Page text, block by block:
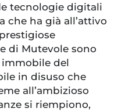
tecnologie digitali
che ha già all’attivo
di Mutevole sono
del
in disuso che
all’ambizioso
si riempiono,